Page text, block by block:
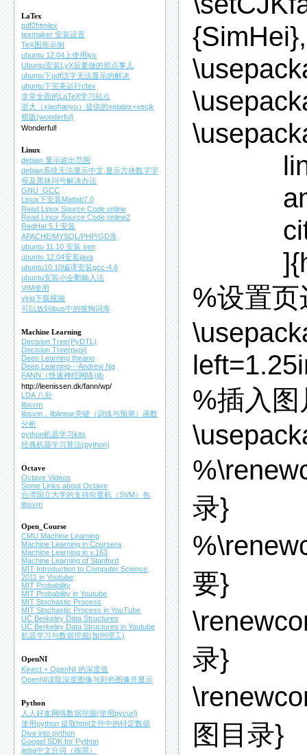
LaTex
pdf2htmlex
texmaker 安装设置
TeX图形示例
ubuntu 12.04上使用lyx
Ubuntu安装LyX后要做的那点事儿
ubuntu下pdf汉字无法显示的解决
ubuntu下完美运行ctex
非常全面的LaTeX学习站点
浙大（xiaohanyu）提供的xelatex+xecjk
模版(wonderful)
Wonderful!
Linux
debian 显示超出范围
debian系统无法显示中文,显示方块数字字
母及黑块问号解决办法
GNU_GCC
Linux下安装Matlab7.0
Read Linux Source Code online
Read Linux Source Code online2
RedHat 5上安装
APACHE/MYSQL/PHP/GD库
ubuntu 11.10 安装 xen
ubuntu 12.04安装java
ubuntu10.10编译安装gcc-4.6
ubuntu安装小企鹅输入法
VIM使用
vlrip下载视频
可以放到ibus中的搜狗词库
Machine Learning
Decision Tree(PyDTL)
Decision Tree(pypi)
Deep Learning theano
Deep Learning---Andrew Ng
FANN（快速神经网络)lib
http://leenissen.dk/fann/wp/
LDA 八卦
libsvm
libsvm，liblinear关键（训练与预测）函数
分析
python机器学习kits
经典机器学习算法(python)
Octave
Octave Videos
Some Links about Octave
台湾国立大学的支持向量机（SVM）包
libsvm
Open_Course
CMU Machine Learning
Machine Learning in Coursera
Machine Learning in v.163
Machine Learning of Stanford
MIT Introduction to Computer Science,
2011 in Youtube
MIT Probability
MIT Probability in Youtube
MIT Stochastic Process
MIT Stochastic Process in YouTube
UC Berkeley Data Structures
UC Berkeley Data Structures in Youtube
机器学习与数据挖掘(加州理工)
OpenNI
Kinect + OpenNI 的深度值
OpenNI读取深度图像与彩色图像并显示
Python
人人好友网络数据挖掘(使用pycurl)
使用python 提取html文件中的特定数据
Dive into python
Googel SDK for Python
jieba中文分词（很屌）
%设置页
%插入图
录}
要}
录}
图目录}